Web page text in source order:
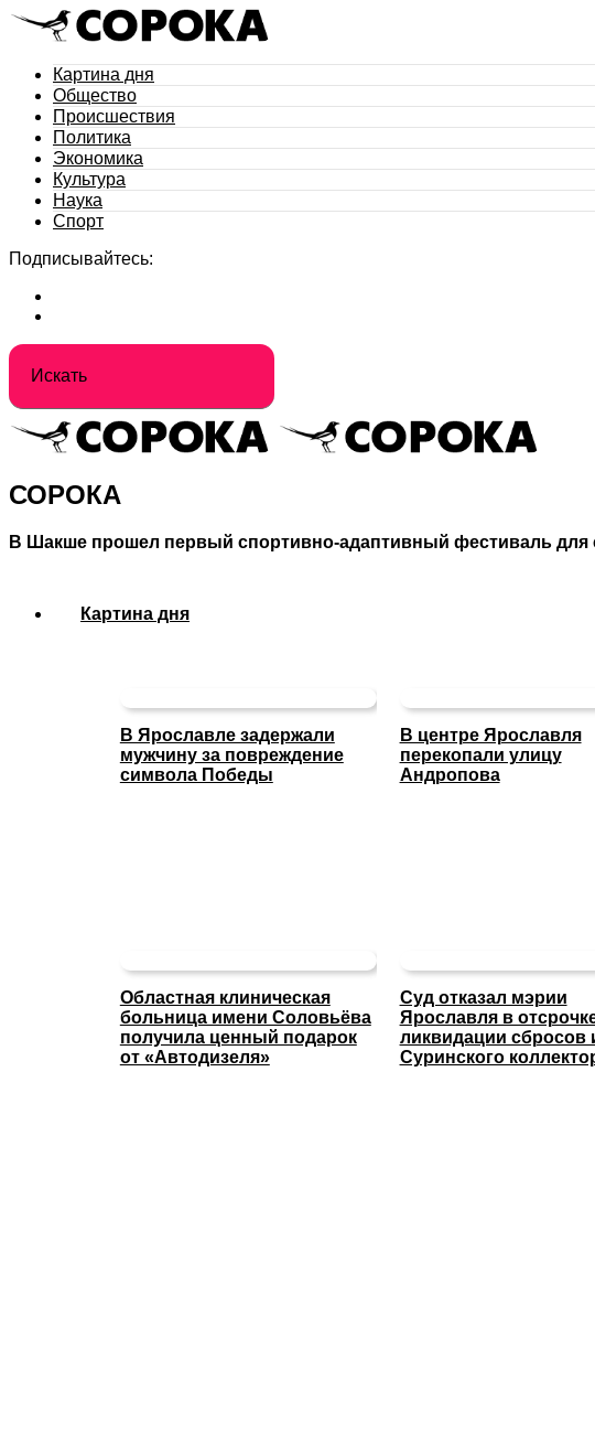
Картина дня
Общество
Происшествия
Политика
Экономика
Культура
Наука
Спорт
Подписывайтесь:
СОРОКА
В Шакше прошел первый спортивно-адаптивный фестиваль
Картина дня
В Ярославле задержали
мужчину за повреждение
символа Победы
В центре Ярославля
перекопали улицу
Андропова
Областная клиническая
больница имени Соловьёва
получила ценный подарок
от «Автодизеля»
Суд отказал мэрии
Ярославля в
ликвидации сбросов
Суринского